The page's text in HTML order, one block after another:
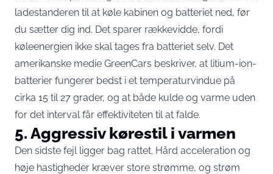
ladestanderen til at køle kabinen og batteriet ned, før
du sætter dig ind. Det sparer rækkevidde, fordi
køleenergien ikke skal tages fra batteriet selv. Det
amerikanske medie GreenCars beskriver, at litium-ion-
batterier fungerer bedst i et temperaturvindue på
cirka 15 til 27 grader, og at både kulde og varme uden
for det interval får effektiviteten til at falde.
5. Aggressiv kørestil i varmen
Den sidste fejl ligger bag rattet. Hård acceleration og
høje hastigheder kræver store strømme, og strøm